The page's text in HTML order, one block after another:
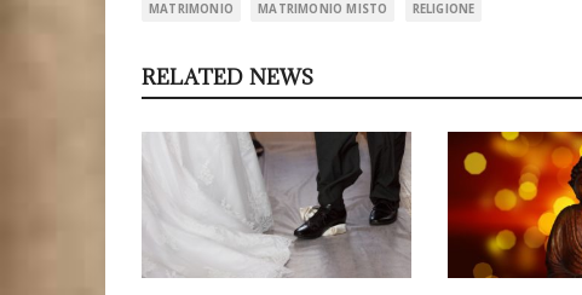
MATRIMONIO MATRIMONIO MISTO RELIGIONE
RELATED NEWS